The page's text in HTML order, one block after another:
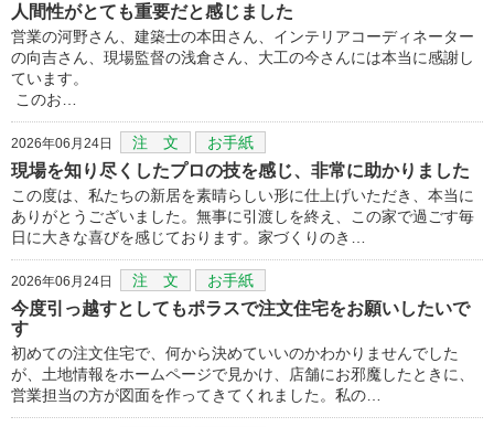
人間性がとても重要だと感じました
営業の河野さん、建築士の本田さん、インテリアコーディネーター
の向吉さん、現場監督の浅倉さん、大工の今さんには本当に感謝し
ています。
このお…
2026年06月24日 注 文 お手紙
現場を知り尽くしたプロの技を感じ、非常に助かりました
この度は、私たちの新居を素晴らしい形に仕上げいただき、本当に
ありがとうございました。無事に引渡しを終え、この家で過ごす毎
日に大きな喜びを感じております。家づくりのき…
2026年06月24日 注 文 お手紙
今度引っ越すとしてもポラスで注文住宅をお願いしたいで
す
初めての注文住宅で、何から決めていいのかわかりませんでした
が、土地情報をホームページで見かけ、店舗にお邪魔したときに、
営業担当の方が図面を作ってきてくれました。私の…